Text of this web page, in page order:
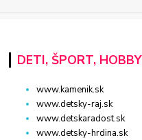
DETI, ŠPORT, HOBBY
www.kamenik.sk
www.detsky-raj.sk
www.detskaradost.sk
www.detsky-hrdina.sk